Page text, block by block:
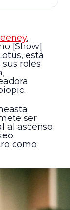
,
[Show]
está
roles
ser
al ascenso
como